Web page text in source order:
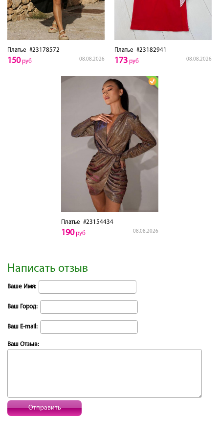
Платье #23178572
08.08.2026
150руб
Платье #23182941
08.08.2026
173 руб
Платье #23154434
08.08.2026
190руб
Написать отзыв
Ваше Имя:
Ваш Город:
Ваш E-mail:
Ваш Отзыв:
Отправить